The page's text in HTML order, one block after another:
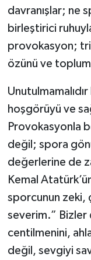
davranışlar; ne
birleştirici
provokasyon;
özünü ve
hoşgörüyü ve
Provokasyonla
değil; spora
değerlerine de
Kemal
sporcunun zeki,
severim.” Bizler
centilmenini,
değil, sevgiyi